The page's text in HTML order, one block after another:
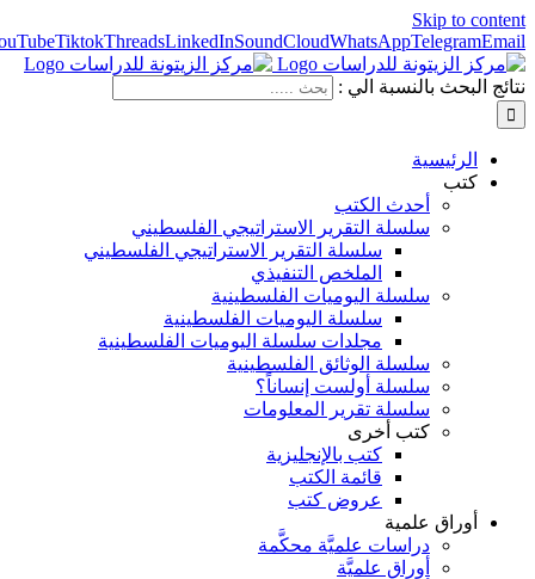
Skip to content
TiktokThreadsLinkedInSoundCloudWhatsAppTelegramEmail
نتائج البحث بالنسبة الي :
الرئيسية
كتب
أحدث الكتب
سلسلة التقرير الاستراتيجي الفلسطيني
سلسلة التقرير الاستراتيجي الفلسطيني
الملخص التنفيذي
سلسلة اليوميات الفلسطينية
سلسلة اليوميات الفلسطينية
مجلدات سلسلة اليوميات الفلسطينية
سلسلة الوثائق الفلسطينية
سلسلة أولست إنساناً؟
سلسلة تقرير المعلومات
كتب أخرى
كتب بالإنجليزية
قائمة الكتب
عروض كتب
أوراق علمية
دراسات علميَّة محكَّمة
أوراق علميَّة